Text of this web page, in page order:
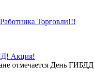
Торговли!!!
Акция!
отмечается День ГИБДД